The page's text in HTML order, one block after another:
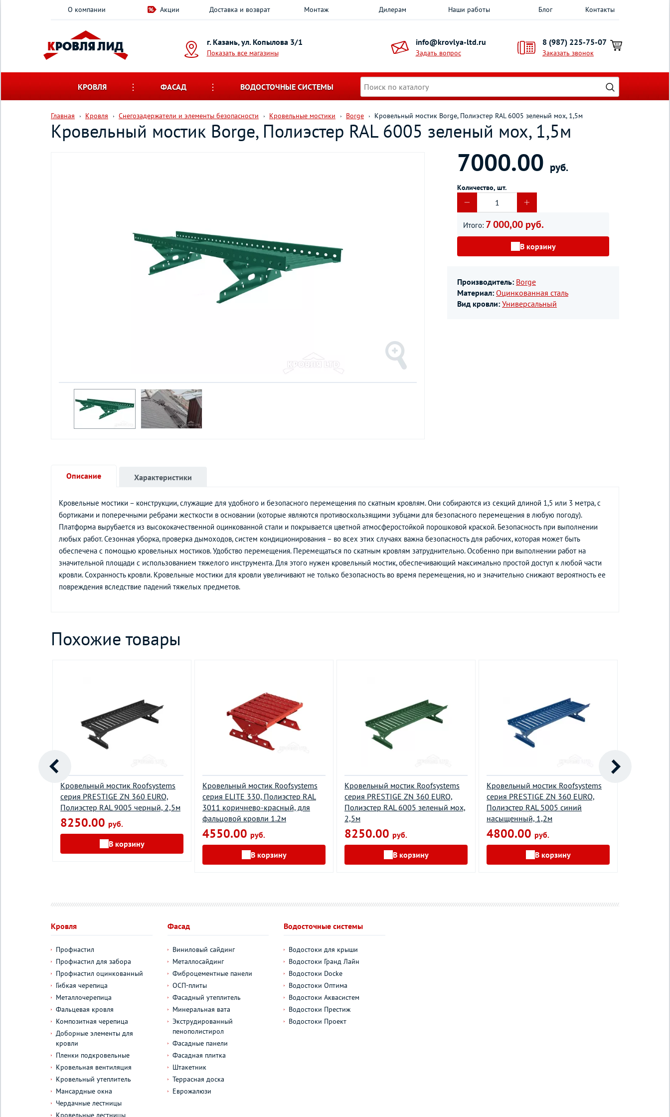
О компании Акции Доставка и возврат Монтаж Дилерам Наши работы Блог Контакты
г. Казань, ул. Копылова 3/1
Показать все магазины
info@krovlya-ltd.ru
Задать вопрос
8 (987) 225-75-07
Заказать звонок
КРОВЛЯ ФАСАД ВОДОСТОЧНЫЕ СИСТЕМЫ
Главная Кровля Снегозадержатели и элементы безопасности Кровельные мостики Borge Кровельный мостик Borge, Полиэстер RAL 6005 зеленый мох, 1,5м
Кровельный мостик Borge, Полиэстер RAL 6005 зеленый мох, 1,5м
7000.00 руб.
Количество, шт.
Итого: 7 000,00 руб.
В корзину
Производитель: Borge
Материал: Оцинкованная сталь
Вид кровли: Универсальный
Описание
Кровельные мостики – конструкции, служащие для удобного и безопасного перемещения по скатным кровлям. Они собираются из секций длиной 1,5 или 3 метра, с
бортиками и поперечными ребрами жесткости в основании (которые являются противоскользящими зубцами для безопасного перемещения в любую погоду).
Платформа вырубается из высококачественной оцинкованной стали и покрывается цветной атмосферостойкой порошковой краской. Безопасность при выполнении
любых работ. Сезонная уборка, проверка дымоходов, систем кондиционирования – во всех этих случаях важна безопасность для рабочих, которая может быть
обеспечена с помощью кровельных мостиков. Удобство перемещения. Перемещаться по скатным кровлям затруднительно. Особенно при выполнении работ на
значительной площади с использованием тяжелого инструмента. Для этого нужен кровельный мостик, обеспечивающий максимально простой доступ к любой части
кровли. Сохранность кровли. Кровельные мостики для кровли увеличивают не только безопасность во время перемещения, но и значительно снижают вероятность ее
повреждения вследствие падений тяжелых предметов.
Характеристики
Похожие товары
Кровельный мостик Roofsystems
серия PRESTIGE ZN 360 EURO,
Полиэстер RAL 9005 черный, 2,5м
8250.00 руб.
В корзину
Кровельный мостик Roofsystems
серия ELITE 330, Полиэстер RAL
3011 коричнево-красный, для
фальцовой кровли 1.2м
4550.00 руб.
В корзину
Кровельный мостик Roofsystems
серия PRESTIGE ZN 360 EURO,
Полиэстер RAL 6005 зеленый мох,
2,5м
8250.00 руб.
В корзину
Кровельный мостик Roofsystems
серия PRESTIGE ZN 360 EURO,
Полиэстер RAL 5005 синий
насыщенный, 1,2м
4800.00 руб.
В корзину
Кровля
Профнастил
Профнастил для забора
Профнастил оцинкованный
Гибкая черепица
Металлочерепица
Фальцевая кровля
Композитная черепица
Доборные элементы для
кровли
Пленки подкровельные
Кровельная вентиляция
Кровельный утеплитель
Мансардные окна
Чердачные лестницы
Кровельные лестницы
Фасад
Виниловый сайдинг
Металлосайдинг
Фиброцементные панели
ОСП-плиты
Фасадный утеплитель
Минеральная вата
Экструдированный
пенополистирол
Фасадные панели
Фасадная плитка
Штакетник
Террасная доска
Еврожалюзи
Водосточные системы
Водостоки для крыши
Водостоки Гранд Лайн
Водостоки Docke
Водостоки Оптима
Водостоки Аквасистем
Водостоки Престиж
Водостоки Проект